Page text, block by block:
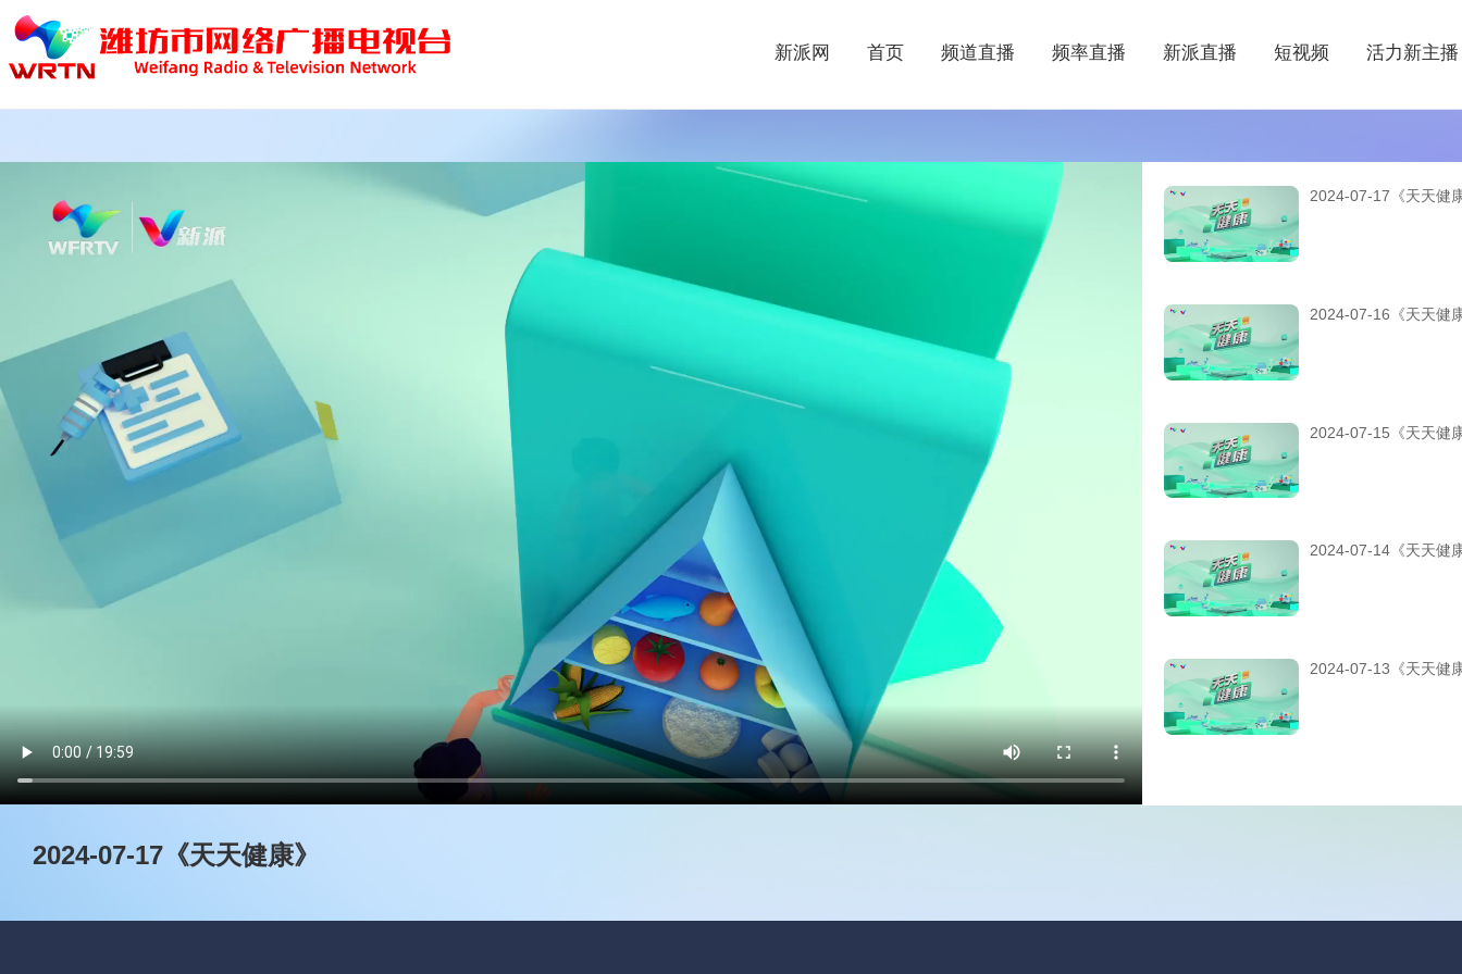
新派网 首页 频道直播 频率直播 新派直播 短视频 活力新主播
2024-07-17《天天健康》
2024-07-17《天天健
2024-07-16《天天健
2024-07-15《天天健
2024-07-14《天天健
2024-07-13《天天健